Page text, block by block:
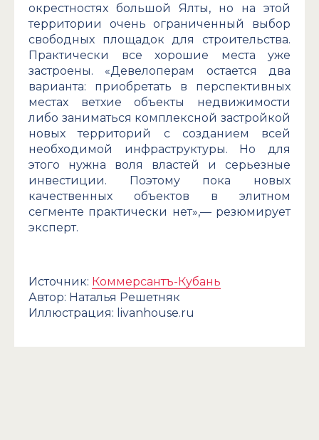
окрестностях большой Ялты, но на этой
территории очень ограниченный выбор
свободных площадок для строительства.
Практически все хорошие места уже
застроены. «Девелоперам остается два
варианта: приобретать в перспективных
местах ветхие объекты недвижимости
либо заниматься комплексной застройкой
новых территорий с созданием всей
необходимой инфраструктуры. Но для
этого нужна воля властей и серьезные
инвестиции. Поэтому пока новых
качественных объектов в элитном
сегменте практически нет»,— резюмирует
эксперт.
Источник: Коммерсантъ-Кубань
Автор: Наталья Решетняк
Иллюстрация: livanhouse.ru